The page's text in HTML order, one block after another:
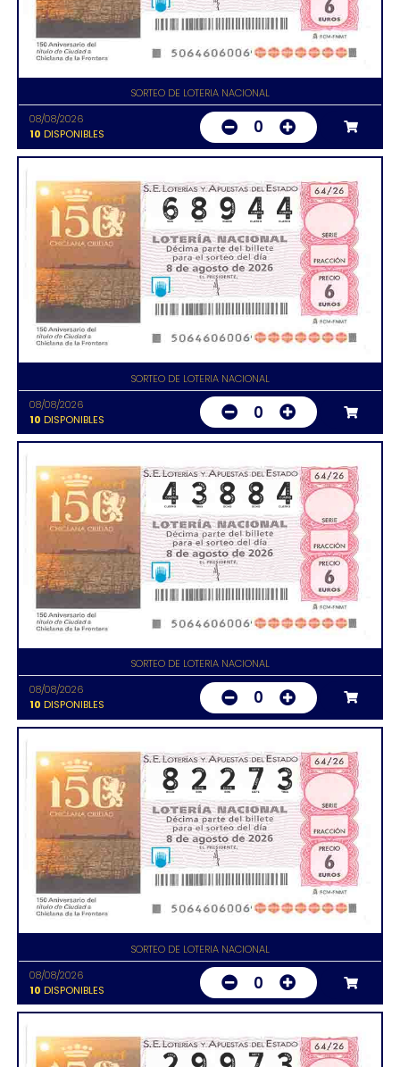
SORTEO DE LOTERIA NACIONAL
08/08/2026
10 DISPONIBLES 0
SORTEO DE LOTERIA NACIONAL
08/08/2026
10 DISPONIBLES 0
SORTEO DE LOTERIA NACIONAL
08/08/2026
10 DISPONIBLES 0
SORTEO DE LOTERIA NACIONAL
08/08/2026
10 DISPONIBLES 0